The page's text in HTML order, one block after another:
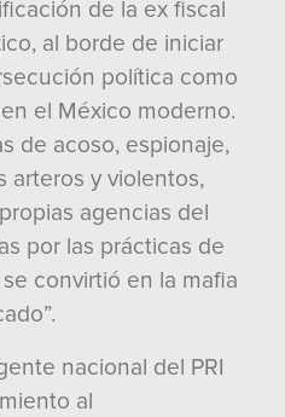
de la ex fiscal
al borde de iniciar
política como
el México moderno.
de acoso, espionaje,
arteros y violentos,
agencias del
por las prácticas de
convirtió en la mafia
nacional del PRI
al